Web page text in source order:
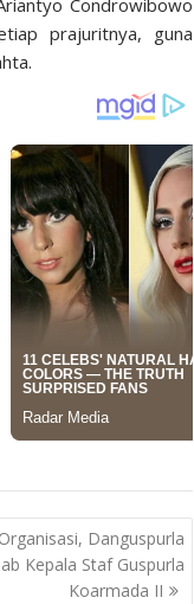
prajuritnya, guna
Danguspurla
Kepala Staf Guspurla
Koarmada II